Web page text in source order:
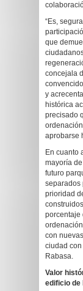
“Es,
que
concejala
y
histórica
precisado
aprobarse
En cuanto
mayoría
futuro
separados
prioridad
porcentaje
con
ciudad
Rabasa.
Valor
edificio de